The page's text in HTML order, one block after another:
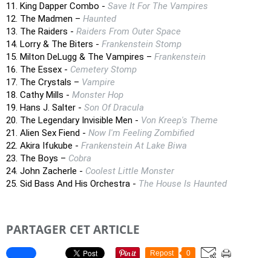
11. King Dapper Combo - Save It For The Vampires
12. The Madmen – Haunted
13. The Raiders - Raiders From Outer Space
14. Lorry & The Biters - Frankenstein Stomp
15. Milton DeLugg & The Vampires – Frankenstein
16. The Essex - Cemetery Stomp
17. The Crystals – Vampire
18. Cathy Mills - Monster Hop
19. Hans J. Salter - Son Of Dracula
20. The Legendary Invisible Men - Von Kreep's Theme
21. Alien Sex Fiend - Now I'm Feeling Zombified
22. Akira Ifukube - Frankenstein At Lake Biwa
23. The Boys – Cobra
24. John Zacherle - Coolest Little Monster
25. Sid Bass And His Orchestra - The House Is Haunted
PARTAGER CET ARTICLE
Repost 0